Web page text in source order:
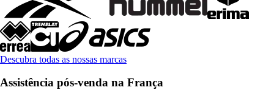
Descubra todas as nossas marcas
Assistência pós-venda na França